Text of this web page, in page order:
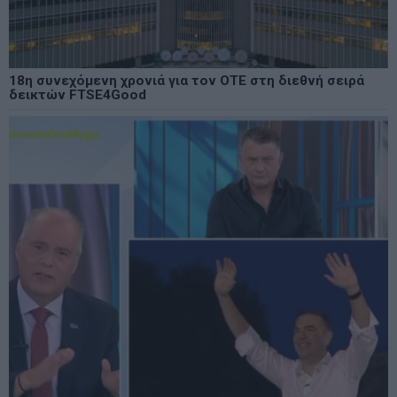
18η συνεχόμενη χρονιά για τον ΟΤΕ στη διεθνή σειρά
δεικτών FTSE4Good